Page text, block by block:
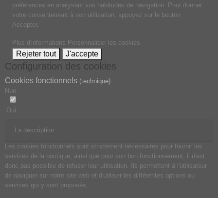
préférences en analysant vos habitudes de navigation. Pour donner
votre consentement à son utilisation, appuyez sur le bouton
Accepter.
Plus d'informations Personnaliser les cookies
Rejeter tout J'accepte
Configuration des cookies
Cookies fonctionnels (technique)
Non
Oui
La description
Les cookies fonctionnels sont strictement nécessaires pour fournir les
services de la boutique, ainsi que pour son bon fonctionnement, il n'est
donc pas possible de refuser leur utilisation. Ils permettent à l'utilisateur
de naviguer sur notre site web et d'utiliser les différentes options ou
services qui y sont proposés.